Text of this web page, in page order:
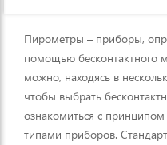
Пирометры – приборы,
помощью бесконтактного
можно, находясь в
чтобы выбрать
ознакомиться с
типами приборов.